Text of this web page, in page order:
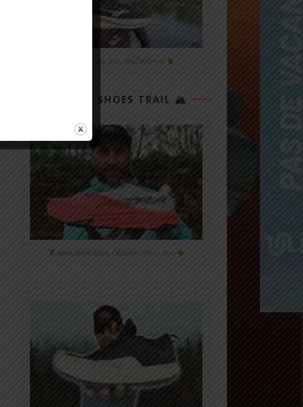
Mizuno Neo Zen chez Alltricks
TOP 3 SHOES TRAIL 🏔
Altra Mont Blanc Carbone chez i-Run